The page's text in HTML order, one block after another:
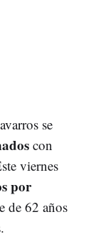
se
con
viernes
por
de 62 años